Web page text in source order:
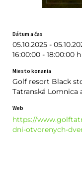
Dátum a čas
05.10.2025 -
16:00:00 - 18:00:00 h
Miesto konania
Golf resort Black
Tatranská Lomnica
Web
https://
dni-otvorenych-